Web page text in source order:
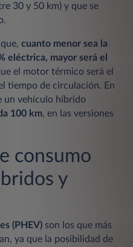
30 y 50 km) y que se
cuanto menor sea la
eléctrica, mayor será el
el motor térmico será el
tiempo de circulación. En
un vehículo híbrido
100 km, en las versiones
consumo
y
(PHEV) son los que más
ya que la posibilidad de